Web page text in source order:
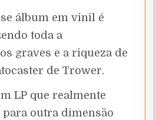
álbum em vinil é
toda a
graves e a riqueza de
de Trower.
LP que realmente
outra dimensão